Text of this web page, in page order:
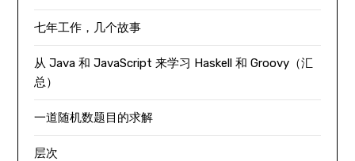
七年工作，几个故事
从 Java 和 JavaScript 来学习 Haskell 和 Groovy（汇
总）
一道随机数题目的求解
层次